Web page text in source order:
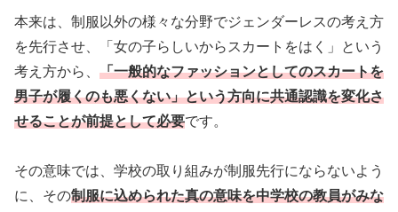
本来は、制服以外の様々な分野でジェンダーレスの考え方
を先行させ、「女の子らしいからスカートをはく」という
考え方から、 「一般的なファッションとしてのスカートを
男子が履くのも悪くない」という方向に共通認識を変化さ
せることが前提として必要です。
その意味では、学校の取り組みが制服先行にならないよう
に、その制服に込められた真の意味を中学校の教員がみな